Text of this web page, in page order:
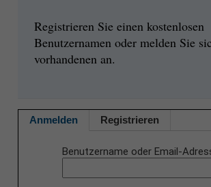
Registrieren Sie einen kostenlosen
Benutzernamen oder melden Sie
vorhandenen an.
Anmelden Registrieren
Benutzername oder Email-